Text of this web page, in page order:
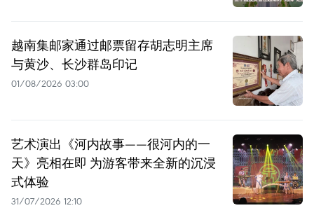
越南集邮家通过邮票留存胡志明主席
与黄沙、长沙群岛印记
01/08/2026 03:00
艺术演出《河内故事——很河内的一
天》亮相在即 为游客带来全新的沉浸
式体验
31/07/2026 12:10